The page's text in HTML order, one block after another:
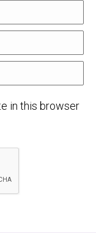
in this browser